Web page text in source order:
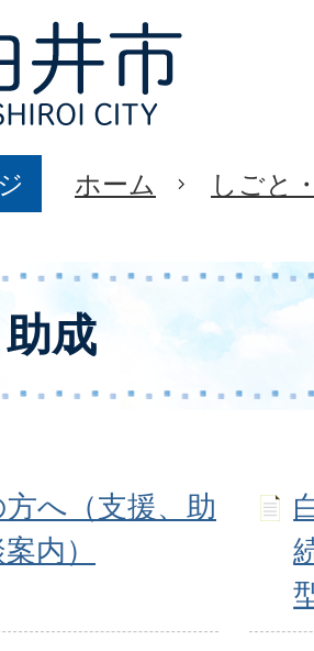
ホーム しごと
成
へ（支援、助
内）